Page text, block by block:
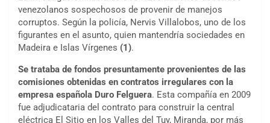
venezolanos sospechosos de provenir de manejos
corruptos. Según la policía, Nervis Villalobos, uno de los
figurantes en el asunto, quien mantendría sociedades en
Madeira e Islas Vírgenes (1).
Se trataba de fondos presuntamente provenientes de las
comisiones obtenidas en contratos irregulares con la
empresa española Duro Felguera. Esta compañía en 2009
fue adjudicataria del contrato para construir la central
eléctrica El Sitio en los Valles del Tuy, Miranda, por más